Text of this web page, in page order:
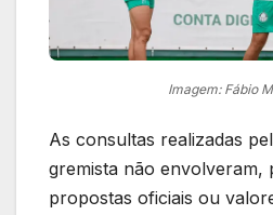
Imagem: Fábio
As consultas realizadas
gremista não envolveram,
propostas oficiais ou